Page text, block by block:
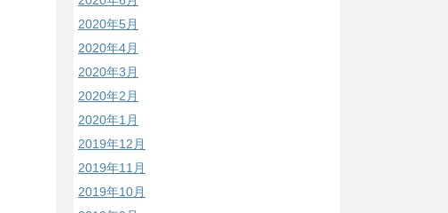
2020年5月
2020年4月
2020年3月
2020年2月
2020年1月
2019年12月
2019年11月
2019年10月